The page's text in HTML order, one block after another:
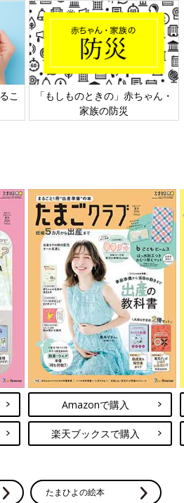
こ
「もしものときの」赤ちゃん・
家族の防災
Amazonで購入
楽天ブックスで購入
たまひよの絵本